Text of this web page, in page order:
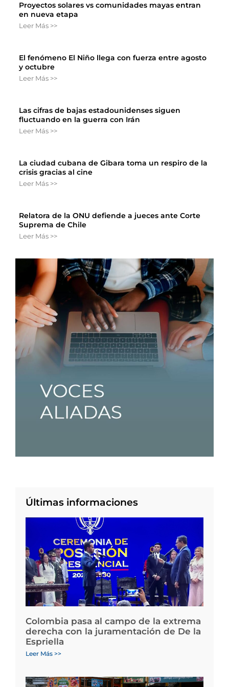
Proyectos solares vs comunidades mayas entran
en nueva etapa
Leer Más >>
El fenómeno El Niño llega con fuerza entre agosto
y octubre
Leer Más >>
Las cifras de bajas estadounidenses siguen
fluctuando en la guerra con Irán
Leer Más >>
La ciudad cubana de Gibara toma un respiro de la
crisis gracias al cine
Leer Más >>
Relatora de la ONU defiende a jueces ante Corte
Suprema de Chile
Leer Más >>
Últimas informaciones
Colombia pasa al campo de la extrema
derecha con la juramentación de De la
Espriella
Leer Más >>